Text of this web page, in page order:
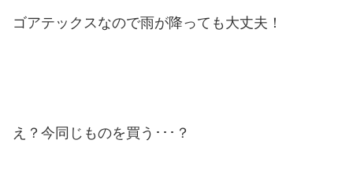
ゴアテックスなので雨が降っても大丈夫！
え？今同じものを買う･･･？